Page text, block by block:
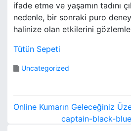
ifade etme ve yaşamın tadını
nedenle, bir sonraki puro
halinize olan etkilerini
Tütün Sepeti
Uncategorized
Y
Online Kumarın Geleceğiniz
captain-black-